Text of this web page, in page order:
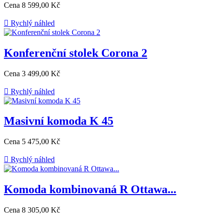
Cena 8 599,00 Kč
 Rychlý náhled
Konferenční stolek Corona 2
Cena 3 499,00 Kč
 Rychlý náhled
Masivní komoda K 45
Cena 5 475,00 Kč
 Rychlý náhled
Komoda kombinovaná R Ottawa...
Cena 8 305,00 Kč